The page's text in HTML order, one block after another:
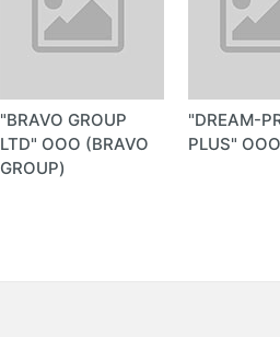
"BRAVO GROUP
LTD" ООО (BRAVO
GROUP)
"DREAM-
PLUS" ООО